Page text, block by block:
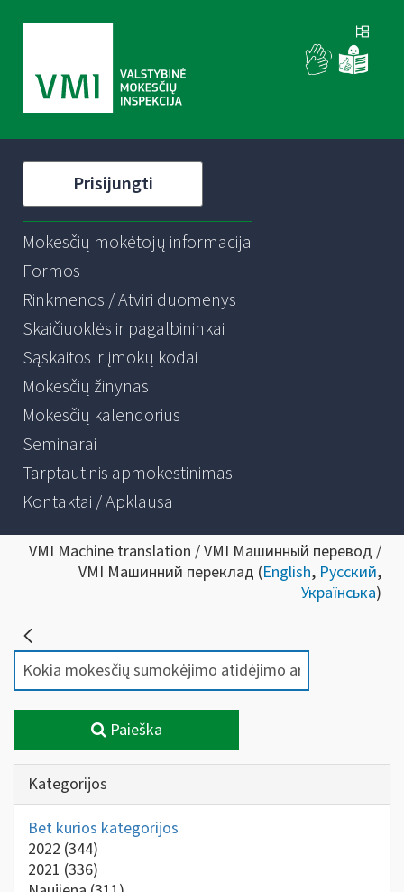
Prisijungti
Mokesčių mokėtojų informacija
Formos
Rinkmenos / Atviri duomenys
Skaičiuoklės ir pagalbininkai
Sąskaitos ir įmokų kodai
Mokesčių žinynas
Mokesčių kalendorius
Seminarai
Tarptautinis apmokestinimas
Kontaktai / Apklausa
VMI Machine translation / VMI Машинный перевод /
VMI Машинний переклад (English, Русский,
Українська)
Paieška
Kategorijos
Bet kurios kategorijos
2022 (344)
2021 (336)